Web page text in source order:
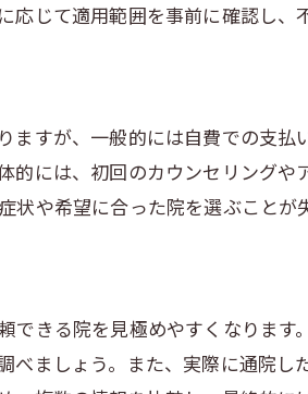
症状に最適なケア方法の見つけ方
整体 女性向けサービスの特徴
安心して通える整体院のポイント
プライバシー配慮と施術環境の
体の安全性と施術の特徴
キ整体と通常整体の違いを解説
じて適用範囲を事前に確認し、
すが、一般的には自費での支
には、初回のカウンセリング
や希望に合った院を選ぶことが
きる院を見極めやすくなりま
べましょう。また、実際に通院